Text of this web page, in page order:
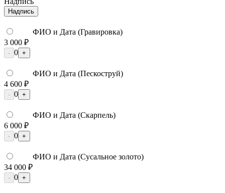
Надпись
ФИО и Дата (Гравировка)
3 000 ₽
- 0 +
ФИО и Дата (Пескоструй)
4 600 ₽
- 0 +
ФИО и Дата (Скарпель)
6 000 ₽
- 0 +
ФИО и Дата (Сусальное золото)
34 000 ₽
- 0 +